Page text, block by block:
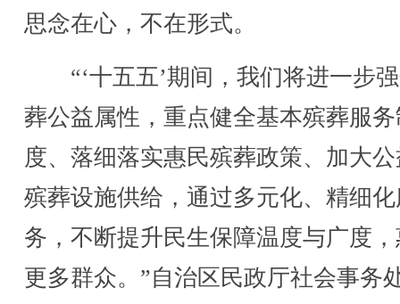
思念在心，不在形式。
“‘十五五’期间，我们将进一步
葬公益属性，重点健全基本殡葬服
度、落细落实惠民殡葬政策、加大
殡葬设施供给，通过多元化、精细
务，不断提升民生保障温度与广度
更多群众。”自治区民政厅社会事务